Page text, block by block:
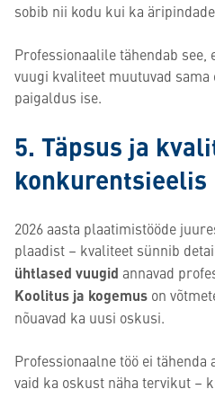
sobib nii kodu kui ka
Professionaalile tähendab see,
vuugi kvaliteet muutuvad
paigaldus ise.
5. Täpsus ja
konkurentsieelis
2026 aasta plaatimistööde
plaadist – kvaliteet sünnib
ühtlased vuugid annavad
Koolitus ja kogemus on
nõuavad ka uusi oskusi.
Professionaalne töö ei
vaid ka oskust näha tervikut –